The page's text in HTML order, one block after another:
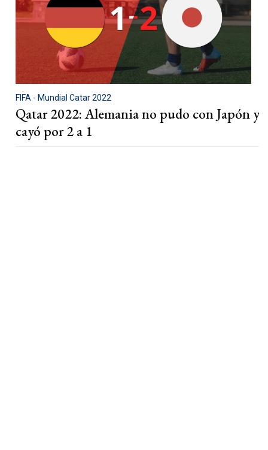
FIFA - Mundial Catar 2022
Qatar 2022: Alemania no pudo con Japón y
cayó por 2 a 1